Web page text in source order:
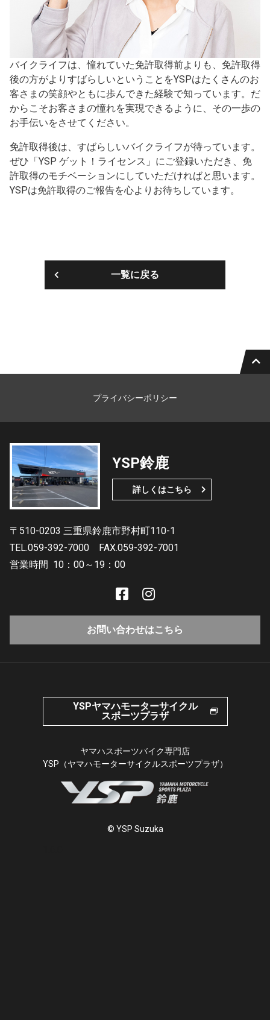
バイクライフは、憧れていた免許取得前よりも、免許取得
後の方がよりすばらしいということをYSPはたくさんのお
客さまの笑顔やともに歩んできた経験で知っています。だ
からこそお客さまの憧れを実現できるように、その一歩の
お手伝いをさせてください。
免許取得後は、すばらしいバイクライフが待っています。
ぜひ「YSP ゲット！ライセンス」にご登録いただき、免
許取得のモチベーションにしていただければと思います。
YSPは免許取得のご報告を心よりお待ちしています。
一覧に戻る
プライバシーポリシー
YSP鈴鹿
詳しくはこちら
〒510-0203 三重県鈴鹿市野村町110-1
TEL.059-392-7000
FAX.059-392-7001
営業時間 10：00～19：00
お問い合わせはこちら
YSPヤマハモーターサイクル
スポーツプラザ
ヤマハスポーツバイク専門店
YSP（ヤマハモーターサイクルスポーツプラザ）
© YSP Suzuka